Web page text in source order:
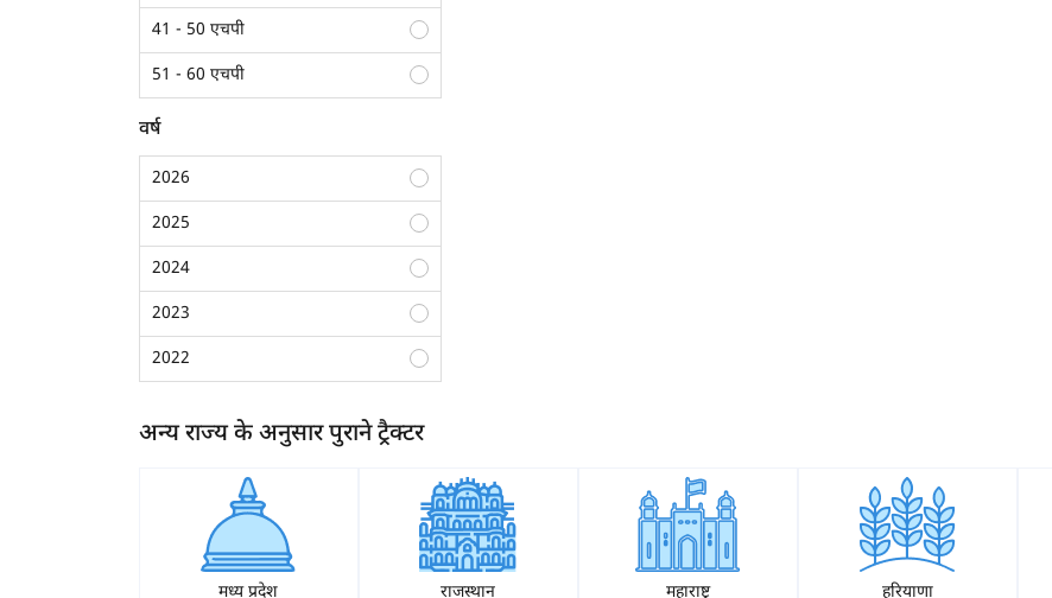
41 - 50 एचपी
51 - 60 एचपी
61 - 70 एचपी
70 एचपी से अधिक
वर्ष
2026
2025
2024
2023
2022
अन्य राज्य के अनुसार पुराने ट्रैक्टर
मध्य प्रदेश राजस्थान महाराष्ट्र हरियाणा
आपकी जानकारी हमारे पास सुरक्षित है।